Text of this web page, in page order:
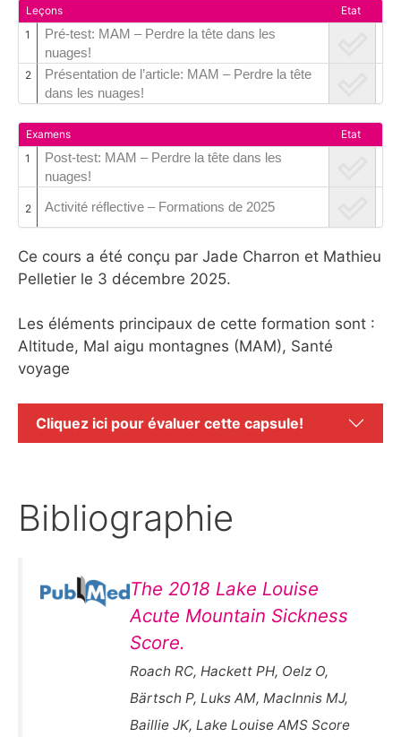
Leçons
Etat
1
Pré-test: MAM – Perdre la tête dans les
nuages!
2
Présentation de l’article: MAM – Perdre la tête
dans les nuages!
Examens
Etat
1
Post-test: MAM – Perdre la tête dans les
nuages!
2 Activité réflective – Formations de 2025
Ce cours a été conçu par Jade Charron et Mathieu
Pelletier le 3 décembre 2025.
Les éléments principaux de cette formation sont :
Altitude, Mal aigu montagnes (MAM), Santé
voyage
Cliquez ici pour évaluer cette capsule!
Bibliographie
The 2018 Lake Louise
Acute Mountain Sickness
Score.
Roach RC, Hackett PH, Oelz O,
Bärtsch P, Luks AM, MacInnis MJ,
Baillie JK, Lake Louise AMS Score